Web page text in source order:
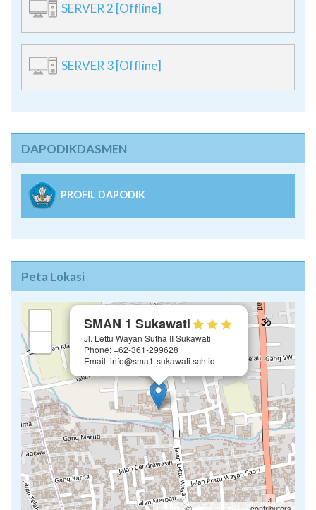
SERVER 2 [Offline]
SERVER 3 [Offline]
DAPODIKDASMEN
PROFIL DAPODIK
Peta Lokasi
SMAN 1 Sukawati
Jl. Lettu Wayan Sutha II Sukawati
Phone: +62-361-299628
Email: info@sma1-sukawati.sch.id
Leaflet | ©OpenStreetMap contributors